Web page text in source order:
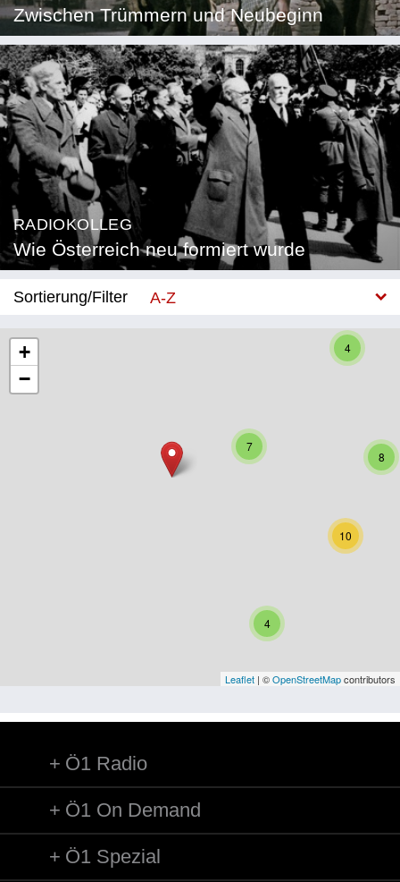
Zwischen Trümmern und Neubeginn
RADIOKOLLEG
Wie Österreich neu formiert wurde
Sortierung/Filter
A-Z
Kärnten
Vorarlberg
Besatzungsmächte
Frauen, Mütter, Kinder
10
7
4
4
8
+
−
Leaflet | ©OpenStreetMapcontributors
Ö1 Radio
Ö1 On Demand
Ö1 Spezial